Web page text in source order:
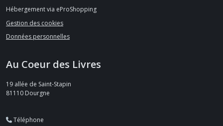
Hébergement via eProShopping
Gestion des cookies
Données personnelles
Au Coeur des Livres
19 allée de Saint-Stapin
81110 Dourgne
Téléphone